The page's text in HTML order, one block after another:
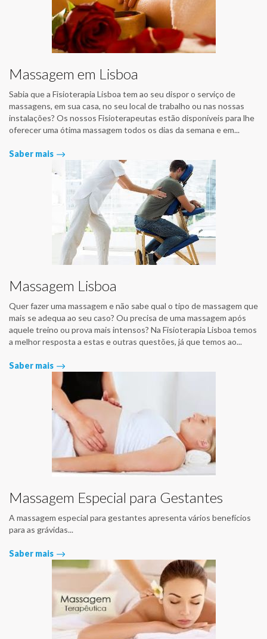
Massagem em Lisboa
Sabia que a Fisioterapia Lisboa tem ao seu dispor o serviço de
massagens, em sua casa, no seu local de trabalho ou nas nossas
instalações? Os nossos Fisioterapeutas estão disponíveis para lhe
oferecer uma ótima massagem todos os dias da semana e em...
Saber mais
Massagem Lisboa
Quer fazer uma massagem e não sabe qual o tipo de massagem que
mais se adequa ao seu caso? Ou precisa de uma massagem após
aquele treino ou prova mais intensos? Na Fisioterapia Lisboa temos
a melhor resposta a estas e outras questões, já que temos ao...
Saber mais
Massagem Especial para Gestantes
A massagem especial para gestantes apresenta vários benefícios
para as grávidas...
Saber mais